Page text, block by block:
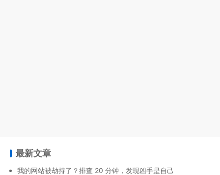
最新文章
我的网站被劫持了？排查 20 分钟，发现凶手是自己